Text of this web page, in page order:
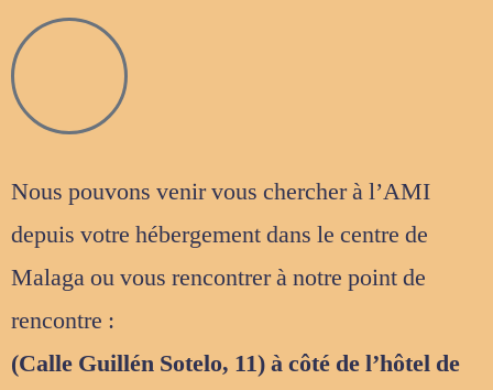
Nous pouvons venir vous chercher à l’AMI
depuis votre hébergement dans le centre de
Malaga ou vous rencontrer à notre point de
rencontre :
(Calle Guillén Sotelo, 11) à côté de l’hôtel de